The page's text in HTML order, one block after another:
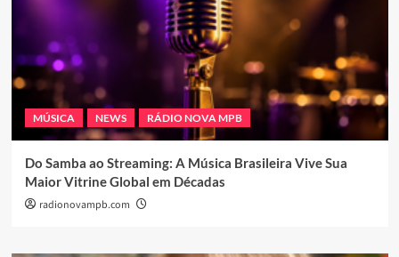
MÚSICA NEWS RÁDIO NOVA MPB
Do Samba ao Streaming: A Música Brasileira Vive Sua
Maior Vitrine Global em Décadas
radionovampb.com